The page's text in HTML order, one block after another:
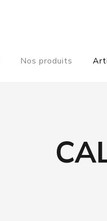
Nos produits